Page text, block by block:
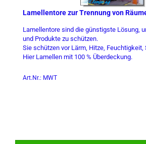
La­mel­len­to­re zur Tren­nung von
La­mel­len­to­re sind die güns­tigs­te Lö­sung,
und Pro­duk­te zu schüt­zen.
Sie schüt­zen vor Lärm, Hitze,
Hier La­mel­len mit 100 % Über­de­ckung.
Art.Nr.: MWT